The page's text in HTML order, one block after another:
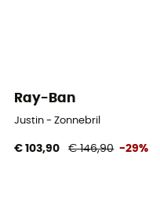
Ray-Ban
Justin - Zonnebril
€ 103,90 € 146,90 -29%